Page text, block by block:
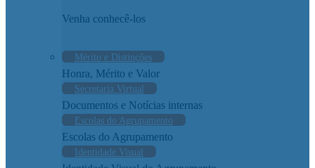
Venha conhecê-los
Mérito e Distinções
Honra, Mérito e Valor
Secretaria Virtual
Documentos e Notícias internas
Escolas do Agrupamento
Escolas do Agrupamento
Identidade Visual